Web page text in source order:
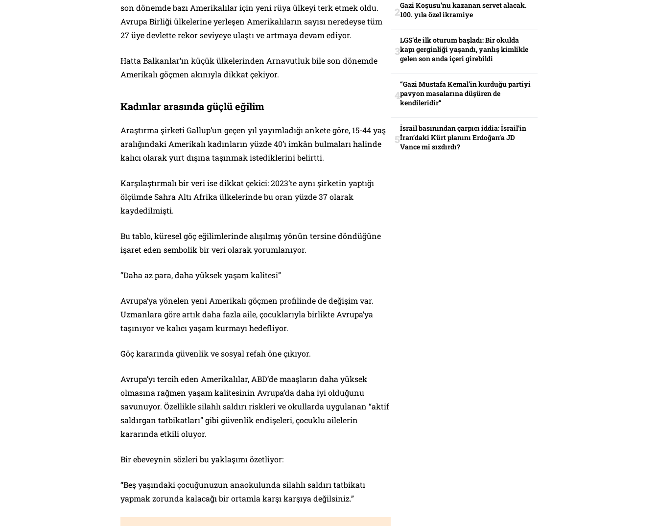
son dönemde bazı Amerikalılar için yeni rüya ülkeyi terk etmek oldu.
Avrupa Birliği ülkelerine yerleşen Amerikalıların sayısı neredeyse tüm
27 üye devlette rekor seviyeye ulaştı ve artmaya devam ediyor.
Hatta Balkanlar’ın küçük ülkelerinden Arnavutluk bile son dönemde
Amerikalı göçmen akınıyla dikkat çekiyor.
Kadınlar arasında güçlü eğilim
Araştırma şirketi Gallup’un geçen yıl yayımladığı ankete göre, 15-44 yaş
aralığındaki Amerikalı kadınların yüzde 40’ı imkân bulmaları halinde
kalıcı olarak yurt dışına taşınmak istediklerini belirtti.
Karşılaştırmalı bir veri ise dikkat çekici: 2023’te aynı şirketin yaptığı
ölçümde Sahra Altı Afrika ülkelerinde bu oran yüzde 37 olarak
kaydedilmişti.
Bu tablo, küresel göç eğilimlerinde alışılmış yönün tersine döndüğüne
işaret eden sembolik bir veri olarak yorumlanıyor.
“Daha az para, daha yüksek yaşam kalitesi”
Avrupa’ya yönelen yeni Amerikalı göçmen profilinde de değişim var.
Uzmanlara göre artık daha fazla aile, çocuklarıyla birlikte Avrupa’ya
taşınıyor ve kalıcı yaşam kurmayı hedefliyor.
Göç kararında güvenlik ve sosyal refah öne çıkıyor.
Avrupa’yı tercih eden Amerikalılar, ABD’de maaşların daha yüksek
olmasına rağmen yaşam kalitesinin Avrupa’da daha iyi olduğunu
savunuyor. Özellikle silahlı saldırı riskleri ve okullarda uygulanan “aktif
saldırgan tatbikatları” gibi güvenlik endişeleri, çocuklu ailelerin
kararında etkili oluyor.
Bir ebeveynin sözleri bu yaklaşımı özetliyor:
“Beş yaşındaki çocuğunuzun anaokulunda silahlı saldırı tatbikatı
yapmak zorunda kalacağı bir ortamla karşı karşıya değilsiniz.”
Gazi Koşusu’nu kazanan servet alacak.
100. yıla özel ikramiye
LGS’de ilk oturum başladı: Bir okulda
kapı gerginliği yaşandı, yanlış kimlikle
gelen son anda içeri girebildi
“Gazi Mustafa Kemal’in kurduğu partiyi
pavyon masalarına düşüren de
kendileridir”
İsrail basınından çarpıcı iddia: İsrail’in
İran’daki Kürt planını Erdoğan’a JD
Vance mi sızdırdı?